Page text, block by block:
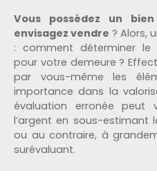
Vous possédez un
envisagez vendre ? Alors,
: comment déterminer le
pour votre demeure ?
par vous-même les
importance dans la
évaluation erronée
l’argent en sous-estimant
ou au contraire, à
surévaluant.